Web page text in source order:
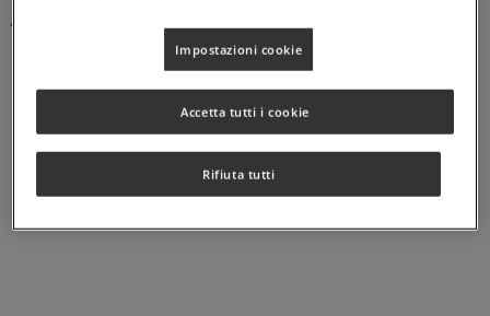
Adatto a Vegani. Naturalmente privo di lattosio. Senza
Impostazioni cookie
Rifiuta tutti
Accetta tutti i cookie